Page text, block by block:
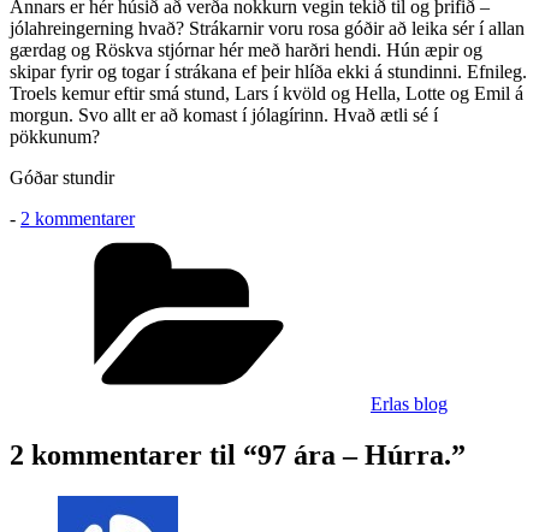
Annars er hér húsið að verða nokkurn vegin tekið til og þrifið –
jólahreingerning hvað? Strákarnir voru rosa góðir að leika sér í allan
gærdag og Röskva stjórnar hér með harðri hendi. Hún æpir og
skipar fyrir og togar í strákana ef þeir hlíða ekki á stundinni. Efnileg.
Troels kemur eftir smá stund, Lars í kvöld og Hella, Lotte og Emil á
morgun. Svo allt er að komast í jólagírinn. Hvað ætli sé í
pökkunum?
Góðar stundir
- 2 kommentarertil
97
Húrra.
Erlas blog
2 kommentarer til “97 ára – Húrra.”